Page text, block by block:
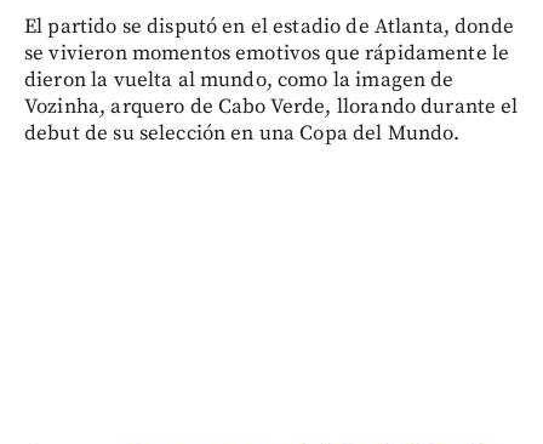
El partido se disputó en el estadio de Atlanta, donde
se vivieron momentos emotivos que rápidamente le
dieron la vuelta al mundo, como la imagen de
Vozinha, arquero de Cabo Verde, llorando durante el
debut de su selección en una Copa del Mundo.